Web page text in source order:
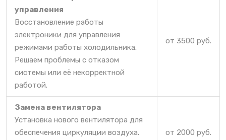
управления
Восстановление работы
электроники для управления
режимами работы холодильника.
Решаем проблемы с отказом
системы или её некорректной
работой.
от 3500 руб.
Замена вентилятора
Установка нового вентилятора для
обеспечения циркуляции воздуха.
от 2000 руб.